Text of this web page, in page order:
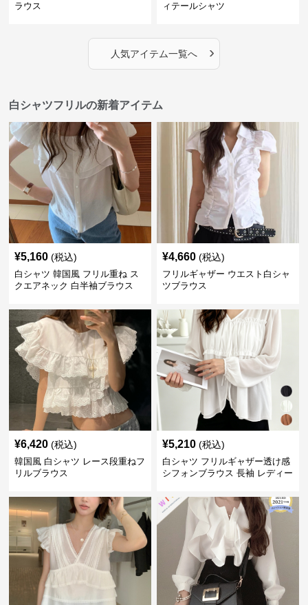
ラウス
ィテールシャツ
人気アイテム一覧へ ›
白シャツフリルの新着アイテム
¥5,160 (税込)
白シャツ 韓国風 フリル重ね ス
クエアネック 白半袖ブラウス
¥4,660 (税込)
フリルギャザー ウエスト白シャ
ツブラウス
¥6,420 (税込)
韓国風 白シャツ レース段重ねフ
リルブラウス
¥5,210 (税込)
白シャツ フリルギャザー透け感
シフォンブラウス 長袖 レディー